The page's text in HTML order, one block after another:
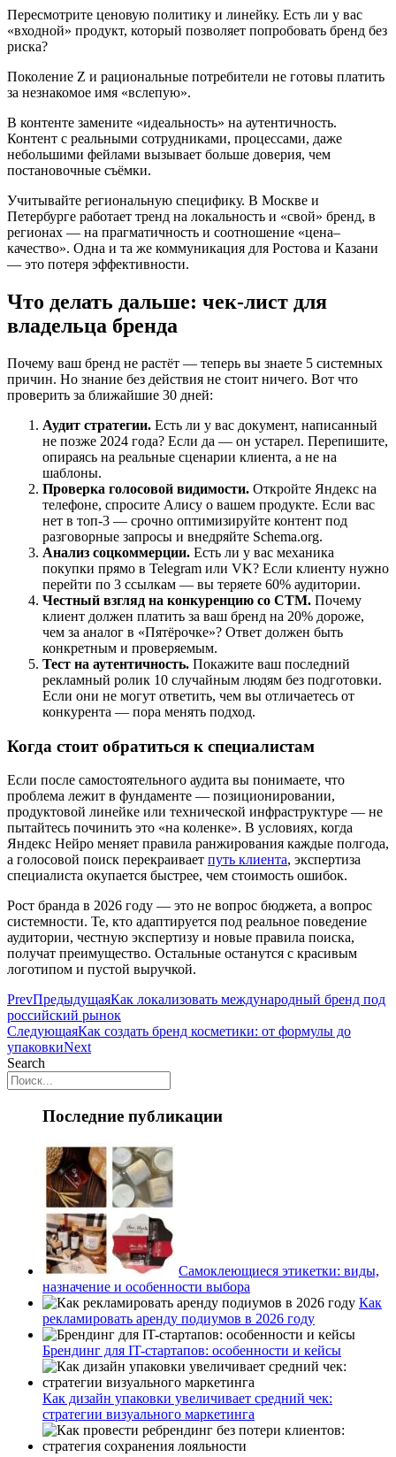
Пересмотрите ценовую политику и линейку. Есть ли у вас
«входной» продукт, который позволяет попробовать бренд без
риска?
Поколение Z и рациональные потребители не готовы платить
за незнакомое имя «вслепую».
В контенте замените «идеальность» на аутентичность.
Контент с реальными сотрудниками, процессами, даже
небольшими фейлами вызывает больше доверия, чем
постановочные съёмки.
Учитывайте региональную специфику. В Москве и
Петербурге работает тренд на локальность и «свой» бренд, в
регионах — на прагматичность и соотношение «цена–
качество». Одна и та же коммуникация для Ростова и Казани
— это потеря эффективности.
Что делать дальше: чек-лист для
владельца бренда
Почему ваш бренд не растёт — теперь вы знаете 5 системных
причин. Но знание без действия не стоит ничего. Вот что
проверить за ближайшие 30 дней:
Аудит стратегии. Есть ли у вас документ, написанный
не позже 2024 года? Если да — он устарел. Перепишите,
опираясь на реальные сценарии клиента, а не на
шаблоны.
Проверка голосовой видимости. Откройте Яндекс на
телефоне, спросите Алису о вашем продукте. Если вас
нет в топ-3 — срочно оптимизируйте контент под
разговорные запросы и внедряйте Schema.org.
Анализ соцкоммерции. Есть ли у вас механика
покупки прямо в Telegram или VK? Если клиенту нужно
перейти по 3 ссылкам — вы теряете 60% аудитории.
Честный взгляд на конкуренцию со СТМ. Почему
клиент должен платить за ваш бренд на 20% дороже,
чем за аналог в «Пятёрочке»? Ответ должен быть
конкретным и проверяемым.
Тест на аутентичность. Покажите ваш последний
рекламный ролик 10 случайным людям без подготовки.
Если они не могут ответить, чем вы отличаетесь от
конкурента — пора менять подход.
Когда стоит обратиться к специалистам
Если после самостоятельного аудита вы понимаете, что
проблема лежит в фундаменте — позиционировании,
продуктовой линейке или технической инфраструктуре — не
пытайтесь починить это «на коленке». В условиях, когда
Яндекс Нейро меняет правила ранжирования каждые полгода,
а голосовой поиск перекраивает путь клиента, экспертиза
специалиста окупается быстрее, чем стоимость ошибок.
Рост бранда в 2026 году — это не вопрос бюджета, а вопрос
системности. Те, кто адаптируется под реальное поведение
аудитории, честную экспертизу и новые правила поиска,
получат преимущество. Остальные останутся с красивым
логотипом и пустой выручкой.
PrevПредыдущаяКак локализовать международный бренд под
российский рынок
СледующаяКак создать бренд косметики: от формулы до
упаковкиNext
Search
Последние публикации
Самоклеющиеся этикетки: виды,
назначение и особенности выбора
Как
рекламировать аренду подиумов в 2026 году
Брендинг для IT-стартапов: особенности и кейсы
Как дизайн упаковки увеличивает средний чек:
стратегии визуального маркетинга